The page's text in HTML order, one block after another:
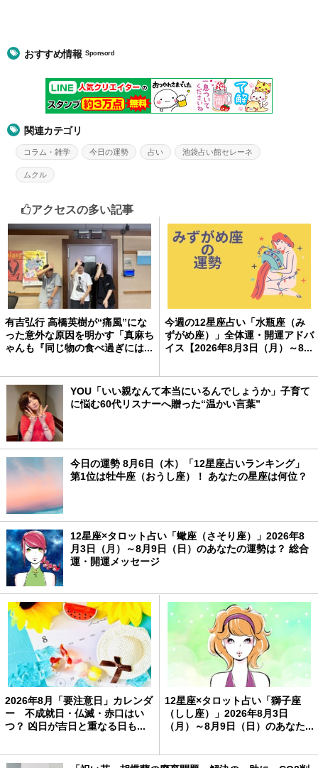
おすすめ情報Sponsord
関連カテゴリ
コラム・雑学 今日の運勢 占い 池袋占い館セレーネ
ムクル
アクセスの多い記事
有吉弘行 高橋英樹が“痛風”にな
った意外な原因を明かす「真麻ち
ゃんも『同じ物の食べ過ぎには...
今週の12星座占い「水瓶座（み
ずがめ座）」全体運・開運アドバ
イス【2026年8月3日（月）～8...
YOU「いい親なんて本当にいるんでしょうか」子育て
に悩む60代リスナーへ贈った“温かい言葉”
今日の運勢 8月6日（木）「12星座占いランキング」
第1位は牡牛座（おうし座）！ あなたの星座は何位？
12星座×タロット占い「蠍座（さそり座）」2026年8
月3日（月）～8月9日（日）のあなたの運勢は？ 総合
運・開運メッセージ
2026年8月「要注意日」カレンダ
ー 不成就日・仏滅・赤口はい
つ？ 凶日が吉日と重なる日も...
12星座×タロット占い「獅子座
（しし座）」2026年8月3日
（月）～8月9日（日）のあなた...